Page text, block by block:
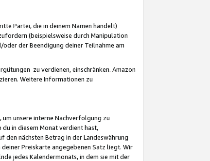
Partei, die in deinem Namen handelt)
(beispielsweise durch Manipulation
der Beendigung deiner Teilnahme am
zu verdienen, einschränken. Amazon
Weitere Informationen zu
unsere interne Nachverfolgung zu
in diesem Monat verdient hast,
nächsten Betrag in der Landeswährung
Preiskarte angegebenen Satz liegt. Wir
jedes Kalendermonats, in dem sie mit der